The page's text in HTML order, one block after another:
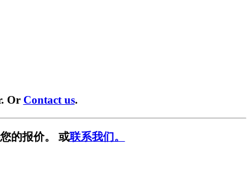
Or Contact us.
的报价。 或联系我们。